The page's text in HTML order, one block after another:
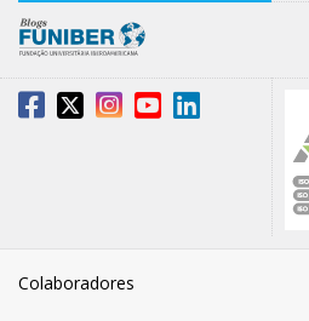
Colaboradores